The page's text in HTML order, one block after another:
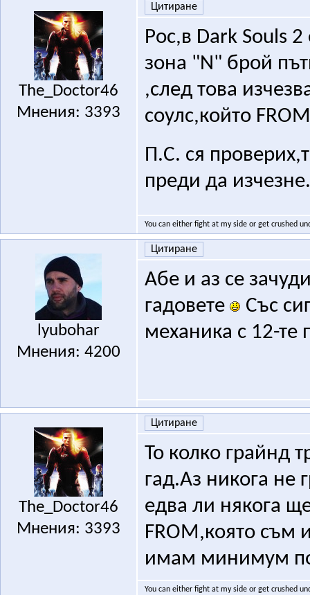
The_Doctor46
Мнения: 3393
Цитиране
Рос,в Dark Souls
зона "N" брой
,след това
соулс,който
П.С. ся
преди да изчезне.
You can either fight at my side or get crushed
lyubohar
Мнения: 4200
Цитиране
Абе и аз се
гадовете
Със
механика с 12-те
The_Doctor46
Мнения: 3393
Цитиране
То колко грайнд
гад.Аз никога не
едва ли някога
FROM,която съм
имам минимум
You can either fight at my side or get crushed